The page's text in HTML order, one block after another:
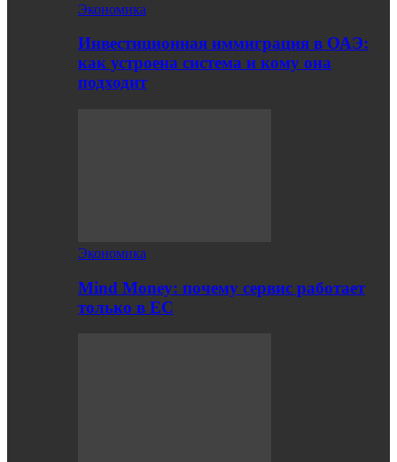
Экономика
Инвестиционная иммиграция в ОАЭ:
как устроена система и кому она
подходит
Экономика
Mind Money: почему сервис работает
только в ЕС